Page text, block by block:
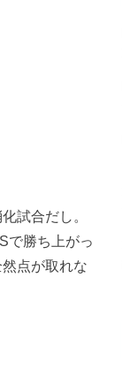
試合だし。
で勝ち上がっ
点が取れな